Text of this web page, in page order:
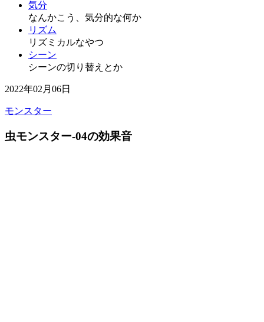
気分
なんかこう、気分的な何か
リズム
リズミカルなやつ
シーン
シーンの切り替えとか
2022年02月06日
モンスター
虫モンスター-04の効果音